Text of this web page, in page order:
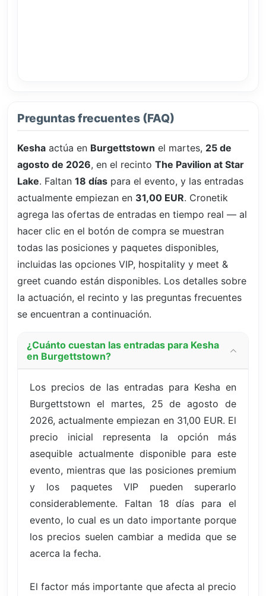
Preguntas frecuentes (FAQ)
Kesha actúa en Burgettstown el martes, 25 de
agosto de 2026, en el recinto The Pavilion at Star
Lake. Faltan 18 días para el evento, y las entradas
actualmente empiezan en 31,00 EUR. Cronetik
agrega las ofertas de entradas en tiempo real — al
hacer clic en el botón de compra se muestran
todas las posiciones y paquetes disponibles,
incluidas las opciones VIP, hospitality y meet &
greet cuando están disponibles. Los detalles sobre
la actuación, el recinto y las preguntas frecuentes
se encuentran a continuación.
¿Cuánto cuestan las entradas para Kesha
en Burgettstown?
Los precios de las entradas para Kesha en
Burgettstown el martes, 25 de agosto de
2026, actualmente empiezan en 31,00 EUR. El
precio inicial representa la opción más
asequible actualmente disponible para este
evento, mientras que las posiciones premium
y los paquetes VIP pueden superarlo
considerablemente. Faltan 18 días para el
evento, lo cual es un dato importante porque
los precios suelen cambiar a medida que se
acerca la fecha.
El factor más importante que afecta al precio